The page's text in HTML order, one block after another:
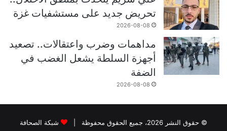
تحريض جديد على مستشفيات غزة
2026-08-08
مداهمات وضرب واعتقالات.. تصعيد
أجهزة السلطة يشعل الغضب في
الضفة
2026-08-08
© حقوق النشر 2026، جميع الحقوق محفوظة | شبكة الصحافة